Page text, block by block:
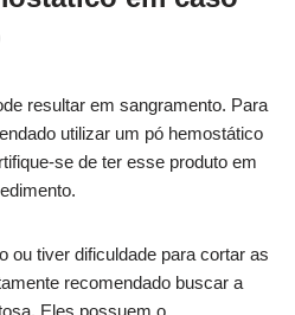
resultar em sangramento. Para
utilizar um pó hemostático
se de ter esse produto em
ou tiver dificuldade para cortar as
recomendado buscar a
Eles possuem o